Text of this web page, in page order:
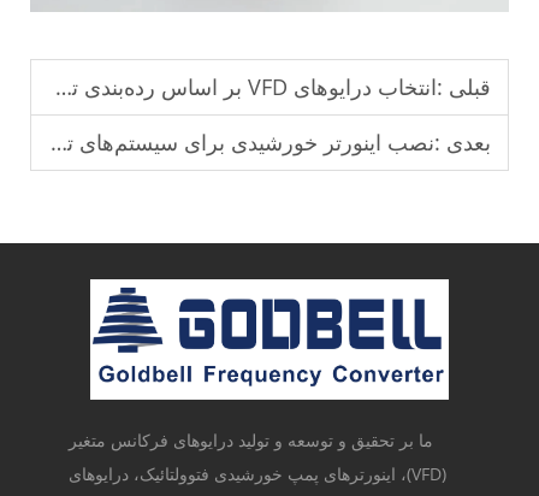
قبلی :انتخاب درایوهای VFD بر اساس رده‌بندی توان موتورهای صنعتی.
بعدی :نصب اینورتر خورشیدی برای سیستم‌های تولید انرژی خورشیدی مسکونی.
ما بر تحقیق و توسعه و تولید درایوهای فرکانس متغیر
(VFD)، اینورترهای پمپ خورشیدی فتوولتائیک، درایوهای